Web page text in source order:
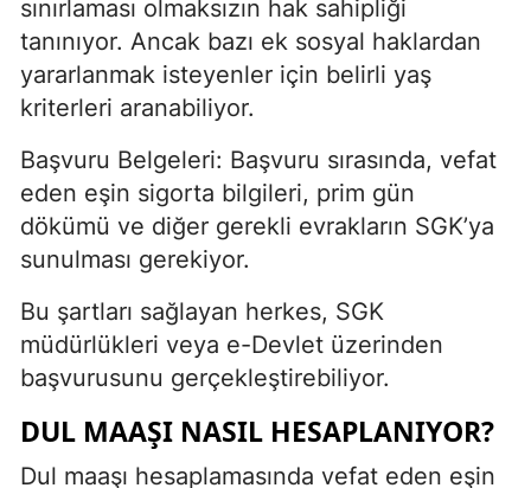
sınırlaması olmaksızın hak sahipliği
tanınıyor. Ancak bazı ek sosyal haklardan
yararlanmak isteyenler için belirli yaş
kriterleri aranabiliyor.
Başvuru Belgeleri: Başvuru sırasında, vefat
eden eşin sigorta bilgileri, prim gün
dökümü ve diğer gerekli evrakların SGK’ya
sunulması gerekiyor.
Bu şartları sağlayan herkes, SGK
müdürlükleri veya e-Devlet üzerinden
başvurusunu gerçekleştirebiliyor.
DUL MAAŞI NASIL HESAPLANIYOR?
Dul maaşı hesaplamasında vefat eden eşin